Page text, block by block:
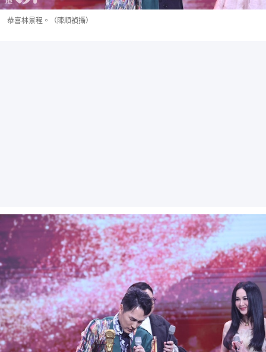
恭喜林景程。（陳順禎攝）